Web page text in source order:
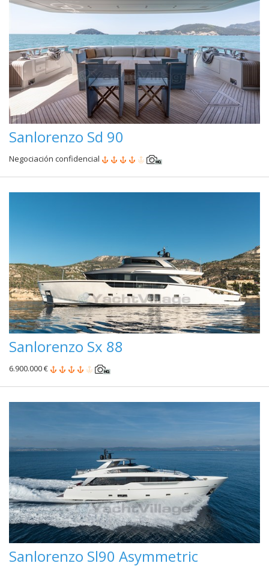
Sanlorenzo Sd 90
Negociación confidencial
Sanlorenzo Sx 88
6.900.000 €
Sanlorenzo Sl90 Asymmetric